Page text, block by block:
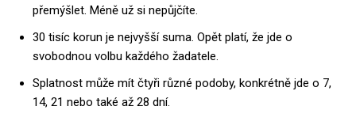
přemýšlet. Méně už si nepůjčíte.
30 tisíc korun je nejvyšší suma. Opět platí, že jde o
svobodnou volbu každého žadatele.
Splatnost může mít čtyři různé podoby, konkrétně jde o 7,
14, 21 nebo také až 28 dní.